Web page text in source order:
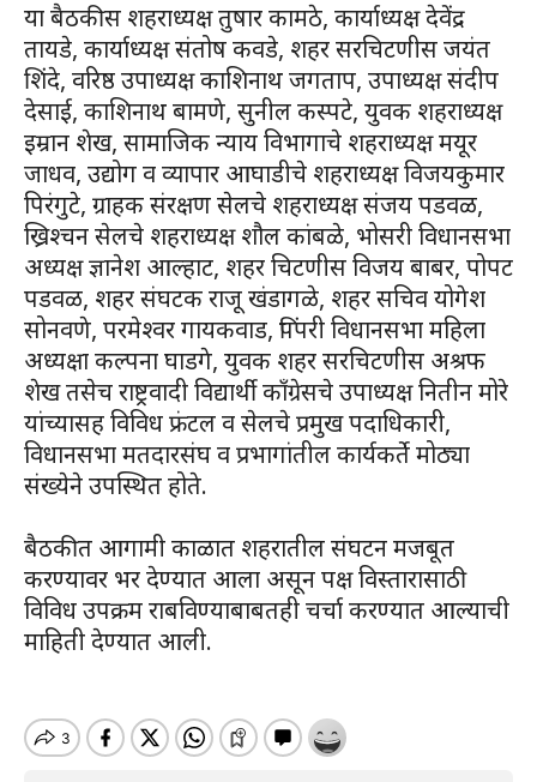
या बैठकीस शहराध्यक्ष तुषार कामठे, कार्याध्यक्ष देवेंद्र
तायडे, कार्याध्यक्ष संतोष कवडे, शहर सरचिटणीस जयंत
शिंदे, वरिष्ठ उपाध्यक्ष काशिनाथ जगताप, उपाध्यक्ष संदीप
देसाई, काशिनाथ बामणे, सुनील कस्पटे, युवक शहराध्यक्ष
इम्रान शेख, सामाजिक न्याय विभागाचे शहराध्यक्ष मयूर
जाधव, उद्योग व व्यापार आघाडीचे शहराध्यक्ष विजयकुमार
पिरंगुटे, ग्राहक संरक्षण सेलचे शहराध्यक्ष संजय पडवळ,
ख्रिश्चन सेलचे शहराध्यक्ष शौल कांबळे, भोसरी विधानसभा
अध्यक्ष ज्ञानेश आल्हाट, शहर चिटणीस विजय बाबर, पोपट
पडवळ, शहर संघटक राजू खंडागळे, शहर सचिव योगेश
सोनवणे, परमेश्वर गायकवाड, पिंपरी विधानसभा महिला
अध्यक्षा कल्पना घाडगे, युवक शहर सरचिटणीस अश्रफ
शेख तसेच राष्ट्रवादी विद्यार्थी काँग्रेसचे उपाध्यक्ष नितीन मोरे
यांच्यासह विविध फ्रंटल व सेलचे प्रमुख पदाधिकारी,
विधानसभा मतदारसंघ व प्रभागांतील कार्यकर्ते मोठ्या
संख्येने उपस्थित होते.
बैठकीत आगामी काळात शहरातील संघटन मजबूत
करण्यावर भर देण्यात आला असून पक्ष विस्तारासाठी
विविध उपक्रम राबविण्याबाबतही चर्चा करण्यात आल्याची
माहिती देण्यात आली.